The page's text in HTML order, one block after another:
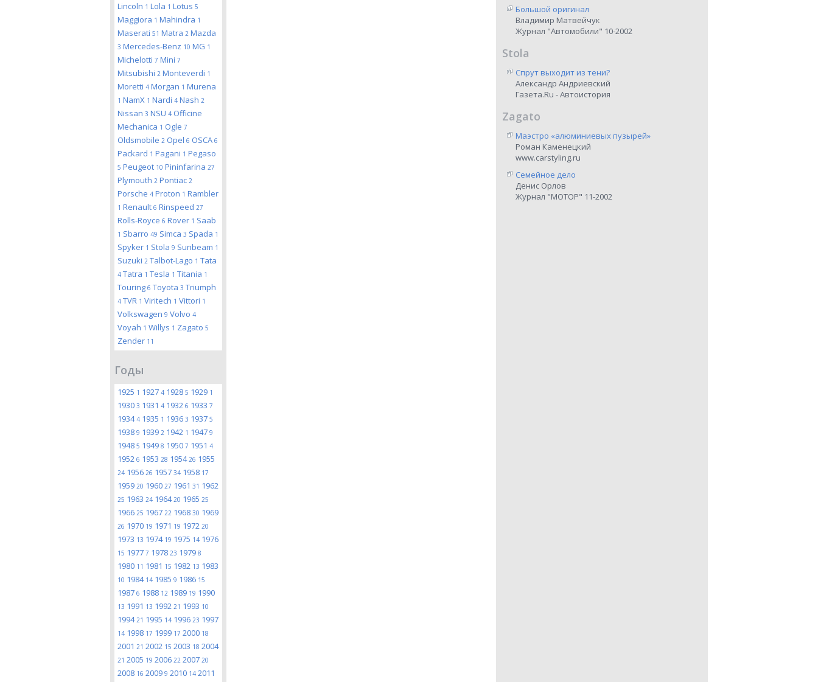
Lincoln 1 Lola 1 Lotus 5
Maggiora 1 Mahindra 1
Maserati 51 Matra 2 Mazda
3 Mercedes-Benz 10 MG 1
Michelotti 7 Mini 7
Mitsubishi 2 Monteverdi 1
Moretti 4 Morgan 1 Murena
1 NamX 1 Nardi 4 Nash 2
Nissan 3 NSU 4 Officine
Mechanica 1 Ogle 7
Oldsmobile 2 Opel 6 OSCA 6
Packard 1 Pagani 1 Pegaso
5 Peugeot 10 Pininfarina 27
Plymouth 2 Pontiac 2
Porsche 4 Proton 1 Rambler
1 Renault 6 Rinspeed 27
Rolls-Royce 6 Rover 1 Saab
1 Sbarro 49 Simca 3 Spada 1
Spyker 1 Stola 9 Sunbeam 1
Suzuki 2 Talbot-Lago 1 Tata
4 Tatra 1 Tesla 1 Titania 1
Touring 6 Toyota 3 Triumph
4 TVR 1 Viritech 1 Vittori 1
Volkswagen 9 Volvo 4
Voyah 1 Willys 1 Zagato 5
Zender 11
Годы
1925 1 1927 4 1928 5 1929 1
1930 3 1931 4 1932 6 1933 7
19344 1935 1 1936 3 1937 5
1938 9 1939 2 1942 1 1947 9
1948 5 1949 8 1950 7 1951 4
1952 6 1953 28 195426 1955
24 1956 26 1957 34 1958 17
1959 20 1960 27 1961 31 1962
25 1963 24 196420 1965 25
1966 25 1967 22 1968 30 1969
26 1970 19 1971 19 1972 20
1973 13 1974 19 1975 14 1976
15 1977 7 1978 23 1979 8
1980 11 1981 15 1982 13 1983
10 1984 14 1985 9 1986 15
1987 6 1988 12 1989 19 1990
13 1991 13 1992 21 1993 10
199421 1995 14 1996 23 1997
14 1998 17 1999 17 2000 18
2001 21 2002 15 2003 18 2004
21 2005 19 2006 22 2007 20
2008 16 2009 9 2010 14 2011
Большой оригинал
Владимир Матвейчук
Журнал "Автомобили" 10-2002
Stola
Спрут выходит из тени?
Александр Андриевский
Газета.Ru - Автоистория
Zagato
Маэстро «алюминиевых пузырей»
Роман Каменецкий
www.carstyling.ru
Семейное дело
Денис Орлов
Журнал "МОТОР" 11-2002